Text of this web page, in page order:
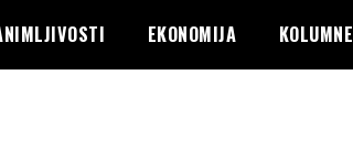
EKONOMIJA KOLUMNE